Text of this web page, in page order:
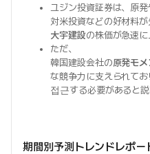
ユジン投資証券は、原発
対米投資などの好材料が
大宇建設の株価が急速に
ただ、
韓国建設会社の原発モ
な競争力に支えられて
접근する必要があると説
期間別予測トレンドレポー